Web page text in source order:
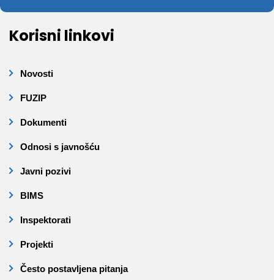
Korisni linkovi
Novosti
FUZIP
Dokumenti
Odnosi s javnošću
Javni pozivi
BIMS
Inspektorati
Projekti
Često postavljena pitanja